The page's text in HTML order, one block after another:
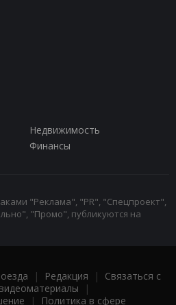
Недвижимость
Финансы
"Реклама", "PR", "Спецпроект",
"Промо", публикуются на
| Редакция | Связаться с
|
| Политика в сфере